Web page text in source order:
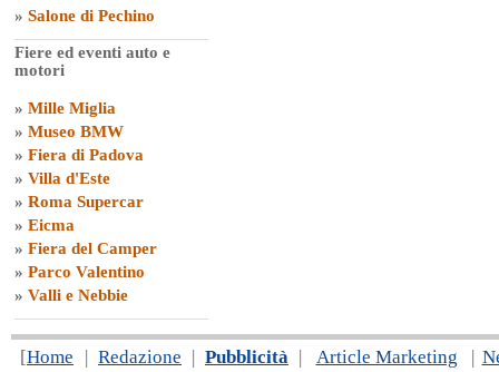
» Salone di Pechino
Fiere ed eventi auto e
motori
» Mille Miglia
» Museo BMW
» Fiera di Padova
» Villa d'Este
» Roma Supercar
» Eicma
» Fiera del Camper
» Parco Valentino
» Valli e Nebbie
[Home | Redazione | Pubblicità | Article Marketing |